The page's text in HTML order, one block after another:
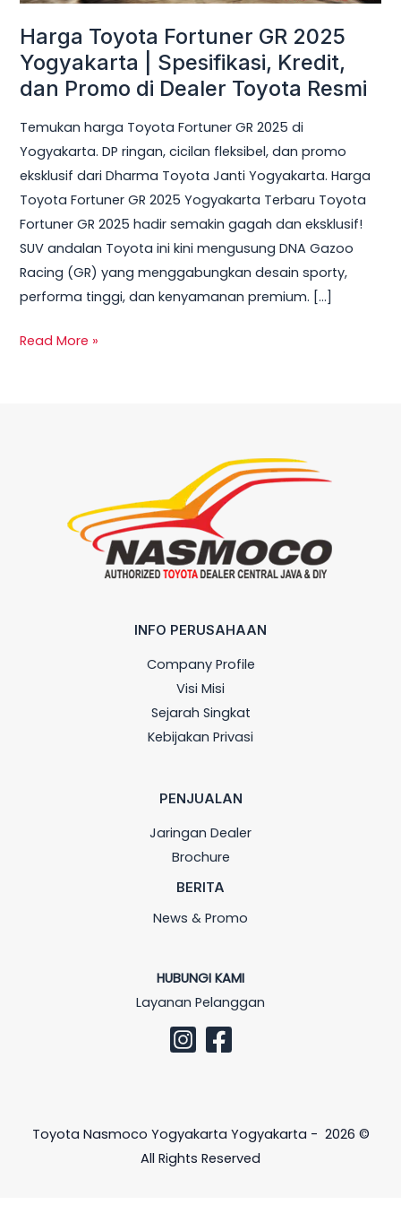
Harga Toyota Fortuner GR 2025
Yogyakarta | Spesifikasi, Kredit,
dan Promo di Dealer Toyota Resmi
Temukan harga Toyota Fortuner GR 2025 di
Yogyakarta. DP ringan, cicilan fleksibel, dan promo
eksklusif dari Dharma Toyota Janti Yogyakarta. Harga
Toyota Fortuner GR 2025 Yogyakarta Terbaru Toyota
Fortuner GR 2025 hadir semakin gagah dan eksklusif!
SUV andalan Toyota ini kini mengusung DNA Gazoo
Racing (GR) yang menggabungkan desain sporty,
performa tinggi, dan kenyamanan premium. […]
Spesifikasi,
Kredit,
dan
Promo
Dealer
Toyota
Resmi
Read More »
INFO PERUSAHAAN
Company Profile
Visi Misi
Sejarah Singkat
Kebijakan Privasi
PENJUALAN
Jaringan Dealer
Brochure
BERITA
News & Promo
HUBUNGI KAMI
Layanan Pelanggan
Toyota Nasmoco Yogyakarta Yogyakarta - 2026 ©
All Rights Reserved